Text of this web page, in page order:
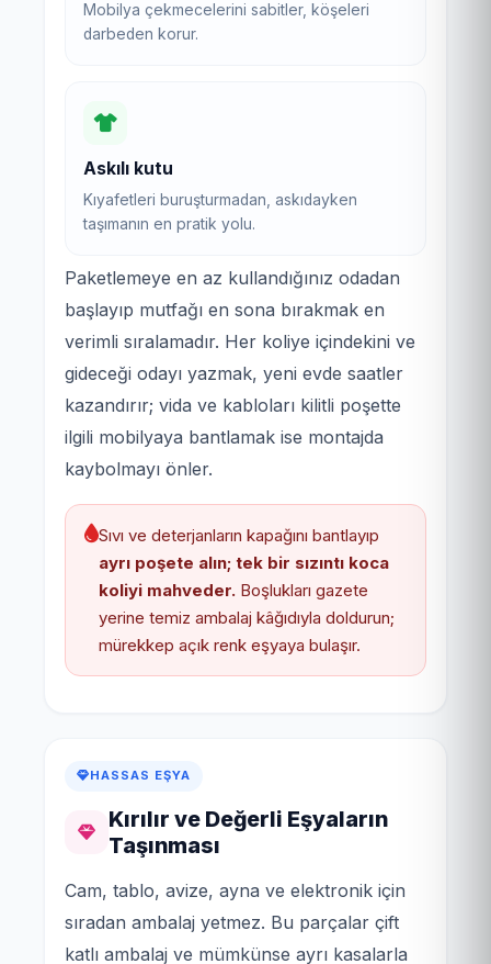
Mobilya çekmecelerini sabitler, köşeleri
darbeden korur.
Askılı kutu
Kıyafetleri buruşturmadan, askıdayken
taşımanın en pratik yolu.
Paketlemeye en az kullandığınız odadan
başlayıp mutfağı en sona bırakmak en
verimli sıralamadır. Her koliye içindekini ve
gideceği odayı yazmak, yeni evde saatler
kazandırır; vida ve kabloları kilitli poşette
ilgili mobilyaya bantlamak ise montajda
kaybolmayı önler.
Sıvı ve deterjanların kapağını bantlayıp
ayrı poşete alın; tek bir sızıntı koca
koliyi mahveder. Boşlukları gazete
yerine temiz ambalaj kâğıdıyla doldurun;
mürekkep açık renk eşyaya bulaşır.
HASSAS EŞYA
Kırılır ve Değerli Eşyaların
Taşınması
Cam, tablo, avize, ayna ve elektronik için
sıradan ambalaj yetmez. Bu parçalar çift
katlı ambalaj ve mümkünse ayrı kasalarla